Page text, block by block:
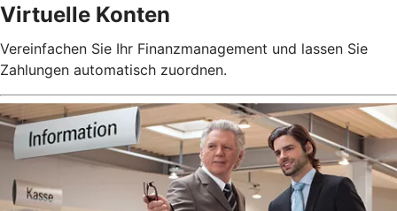
Virtuelle Konten
Vereinfachen Sie Ihr Finanzmanagement und lassen Sie
Zahlungen automatisch zuordnen.